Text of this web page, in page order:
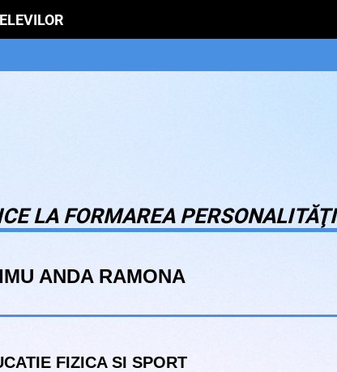
LA FORMAREA
ANDA RAMONA
FIZICA SI SPORT